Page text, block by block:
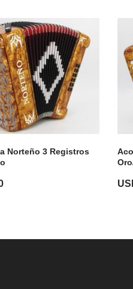
Norteño 3 Registros